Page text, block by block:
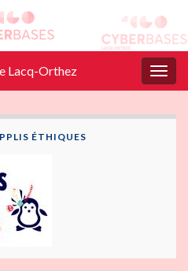
Lacq-Orthez
ÉTHIQUES